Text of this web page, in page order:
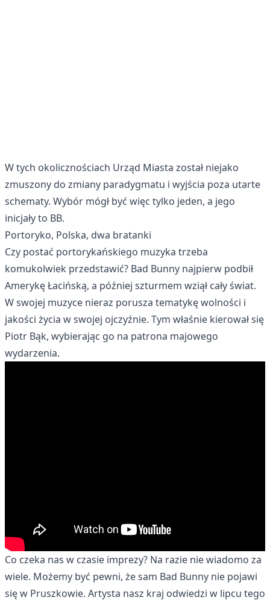
W tych okolicznościach Urząd Miasta został niejako
zmuszony do zmiany paradygmatu i wyjścia poza utarte
schematy. Wybór mógł być więc tylko jeden, a jego
inicjały to BB.
Portoryko, Polska, dwa bratanki
Czy postać portorykańskiego muzyka trzeba
komukolwiek przedstawić? Bad Bunny najpierw podbił
Amerykę Łacińską, a później szturmem wziął cały świat.
W swojej muzyce nieraz porusza tematykę wolności i
jakości życia w swojej ojczyźnie. Tym właśnie kierował się
Piotr Bąk, wybierając go na patrona majowego
wydarzenia.
Co czeka nas w czasie imprezy? Na razie nie wiadomo za
wiele. Możemy być pewni, że sam Bad Bunny nie pojawi
się w Pruszkowie. Artysta nasz kraj odwiedzi w lipcu tego